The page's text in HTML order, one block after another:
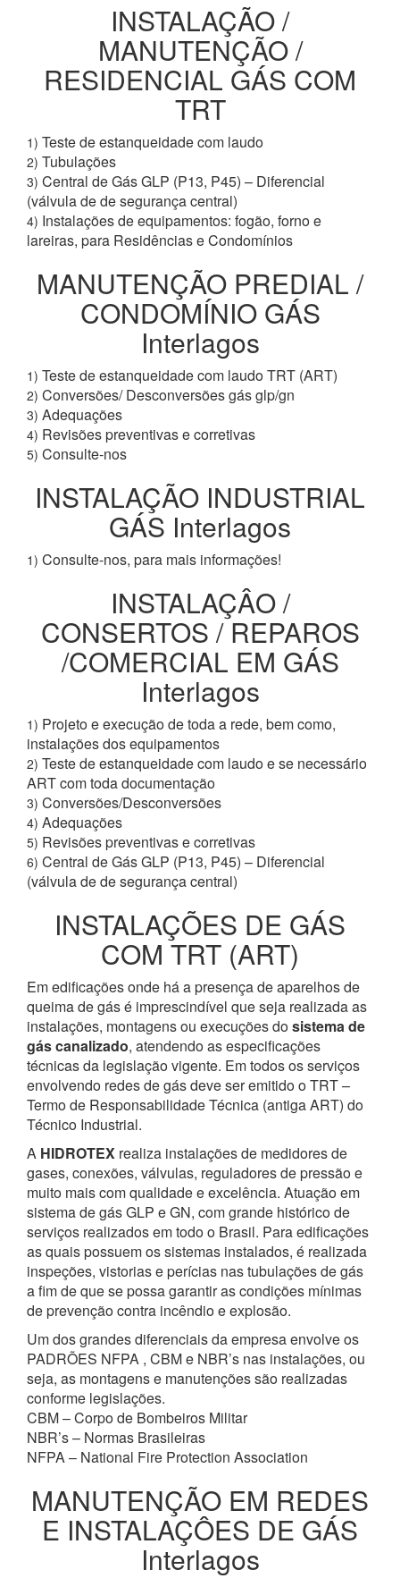
INSTALAÇÃO /
MANUTENÇÃO /
RESIDENCIAL GÁS COM
TRT
1) Teste de estanqueidade com laudo
2) Tubulações
3) Central de Gás GLP (P13, P45) – Diferencial
(válvula de de segurança central)
4) Instalações de equipamentos: fogão, forno e
lareiras, para Residências e Condomínios
MANUTENÇÃO PREDIAL /
CONDOMÍNIO GÁS
Interlagos
1) Teste de estanqueidade com laudo TRT (ART)
2) Conversões/ Desconversões gás glp/gn
3) Adequações
4) Revisões preventivas e corretivas
5) Consulte-nos
INSTALAÇÃO INDUSTRIAL
GÁS Interlagos
1) Consulte-nos, para mais informações!
INSTALAÇÂO /
CONSERTOS / REPAROS
/COMERCIAL EM GÁS
Interlagos
1) Projeto e execução de toda a rede, bem como,
instalações dos equipamentos
2) Teste de estanqueidade com laudo e se necessário
ART com toda documentação
3) Conversões/Desconversões
4) Adequações
5) Revisões preventivas e corretivas
6) Central de Gás GLP (P13, P45) – Diferencial
(válvula de de segurança central)
INSTALAÇÕES DE GÁS
COM TRT (ART)
Em edificações onde há a presença de aparelhos de
queima de gás é imprescindível que seja realizada as
instalações, montagens ou execuções dosistema de
gás canalizado, atendendo as especificações
técnicas da legislação vigente. Em todos os serviços
envolvendo redes de gás deve ser emitido o TRT –
Termo de Responsabilidade Técnica (antiga ART) do
Técnico Industrial.
A HIDROTEX realiza instalações de medidores de
gases, conexões, válvulas, reguladores de pressão e
muito mais com qualidade e excelência. Atuação em
sistema de gás GLP e GN, com grande histórico de
serviços realizados em todo o Brasil. Para edificações
as quais possuem os sistemas instalados, é realizada
inspeções, vistorias e perícias nas tubulações de gás
a fim de que se possa garantir as condições mínimas
de prevenção contra incêndio e explosão.
Um dos grandes diferenciais da empresa envolve os
PADRÕES NFPA , CBM e NBR’s nas instalações, ou
seja, as montagens e manutenções são realizadas
conforme legislações.
CBM – Corpo de Bombeiros Militar
NBR’s – Normas Brasileiras
NFPA – National Fire Protection Association
MANUTENÇÃO EM REDES
E INSTALAÇÔES DE GÁS
Interlagos